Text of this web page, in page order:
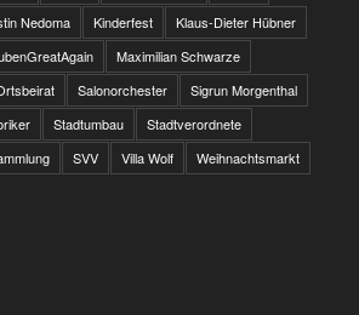
Nedoma Kinderfest
Klaus-Dieter Hübner
Maximilian Schwarze
Salonorchester
Sigrun Morgenthal
Stadtumbau
Stadtverordnete
SVV Villa Wolf Weihnachtsmarkt